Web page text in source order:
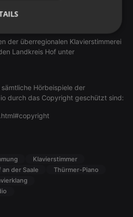
dem Hörbeispiel finden Sie unter
der überregionalen Klavierstimmerei
Landkreis Hof unter
Hörbeispiele der
durch das Copyright geschützt sind:
Klavierstimmer
an der Saale
Thürmer-Piano
Targeting Functionality
as user login and account
Provider /
Domain
Expiration